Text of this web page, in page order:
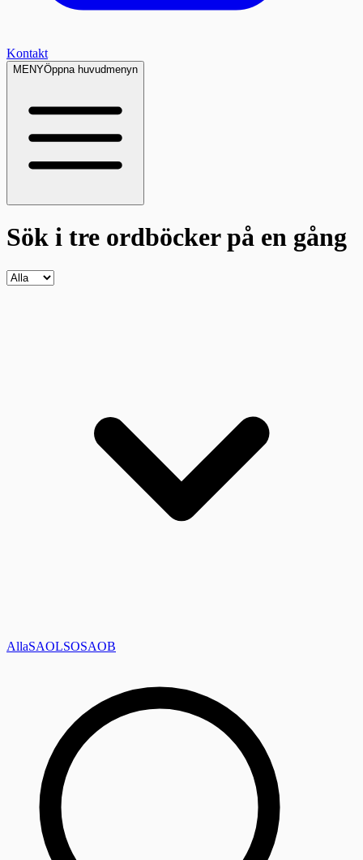
Kontakt
MENYÖppna huvudmenyn
Sök i tre ordböckerpå en gång
AllaSAOLSOSAOB